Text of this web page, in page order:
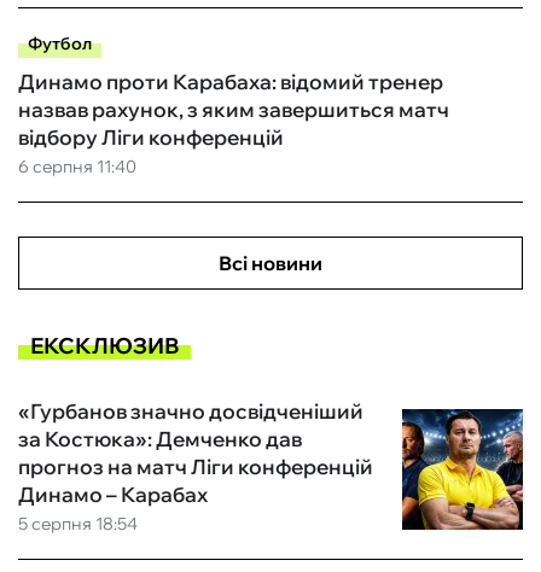
Футбол
6 серпня 11:40
Динамо проти Карабаха: відомий тренер
назвав рахунок, з яким завершиться матч
відбору Ліги конференцій
Всі новини
ЕКСКЛЮЗИВ
5 серпня 18:54
«Гурбанов значно досвідченіший
за Костюка»: Демченко дав
прогноз на матч Ліги конференцій
Динамо – Карабах